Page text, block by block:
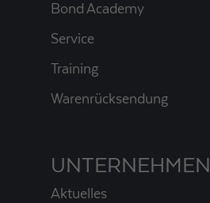
Bond Academy
Service
Training
Warenrücksendung
UNTERNEHMEN
Aktuelles